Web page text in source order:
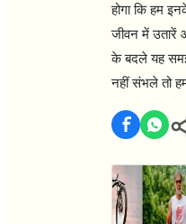
होगा कि हम
जीवन में उतारें
के बदले यह
नहीं संभले तो